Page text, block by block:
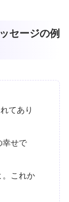
セージの例
てあり
幸せで
。これか